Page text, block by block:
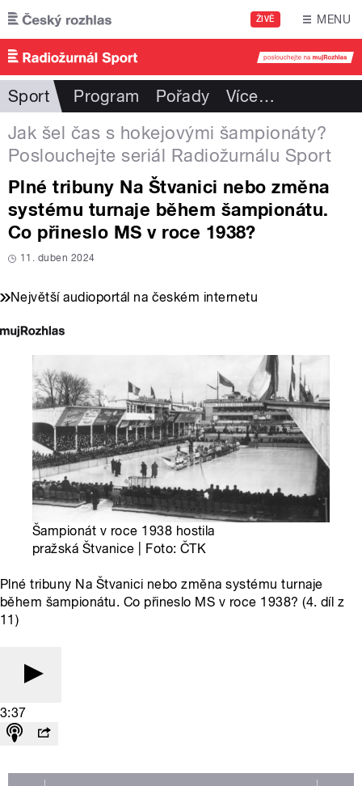
Přejít k hlavnímu obsahu
ŽIVĚ MENU
Sport Program Pořady Více…
Jak šel čas s hokejovými šampionáty?
Poslouchejte seriál Radiožurnálu Sport
Plné tribuny Na Štvanici nebo změna
systému turnaje během šampionátu.
Co přineslo MS v roce 1938?
11. duben 2024
Největší audioportál na českém internetu
Šampionát v roce 1938 hostila
pražská Štvanice | Foto: ČTK
Plné tribuny Na Štvanici nebo změna systému turnaje
během šampionátu. Co přineslo MS v roce 1938? (4. díl z
11)
3:37